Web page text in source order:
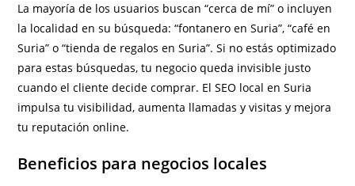
La mayoría de los usuarios buscan “cerca de mí” o incluyen
la localidad en su búsqueda: “fontanero en Suria”, “café en
Suria” o “tienda de regalos en Suria”. Si no estás optimizado
para estas búsquedas, tu negocio queda invisible justo
cuando el cliente decide comprar. El SEO local en Suria
impulsa tu visibilidad, aumenta llamadas y visitas y mejora
tu reputación online.
Beneficios para negocios locales